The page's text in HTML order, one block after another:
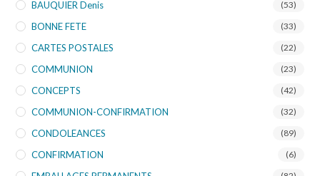
BAUQUIER Denis (53)
BONNE FETE (33)
CARTES POSTALES (22)
COMMUNION (23)
CONCEPTS (42)
COMMUNION-CONFIRMATION (32)
CONDOLEANCES (89)
CONFIRMATION (6)